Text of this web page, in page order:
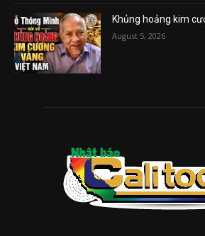
Khủng hoảng kim
August 5, 2026